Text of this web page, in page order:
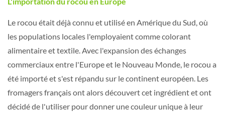
Le rocou était déjà connu et utilisé en Amérique du Sud, où
les populations locales l'employaient comme colorant
alimentaire et textile. Avec l'expansion des échanges
commerciaux entre l'Europe et le Nouveau Monde, le rocou a
été importé et s'est répandu sur le continent européen. Les
fromagers français ont alors découvert cet ingrédient et ont
décidé de l'utiliser pour donner une couleur unique à leur